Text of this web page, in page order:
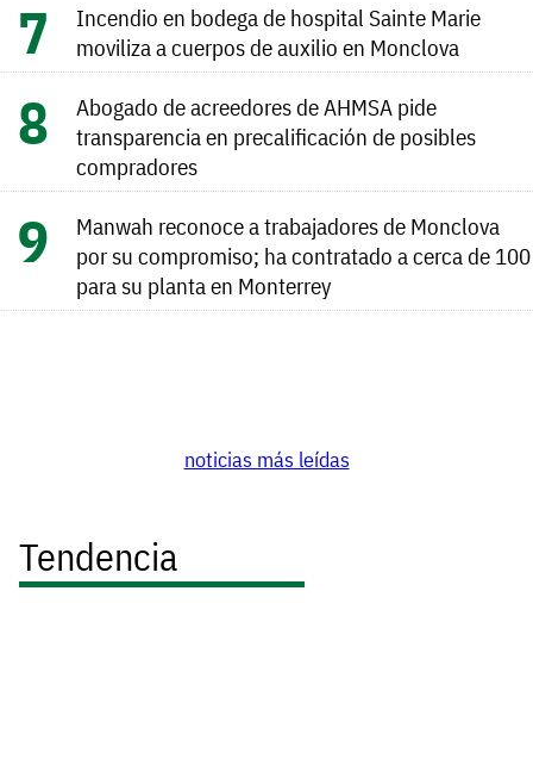
Incendio en bodega de hospital Sainte Marie
moviliza a cuerpos de auxilio en Monclova
Abogado de acreedores de AHMSA pide
transparencia en precalificación de posibles
compradores
Manwah reconoce a trabajadores de Monclova
por su compromiso; ha contratado a cerca de 100
para su planta en Monterrey
noticias más leídas
Tendencia